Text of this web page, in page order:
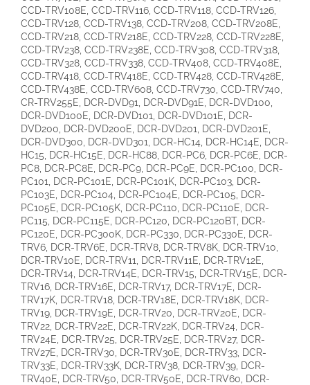
CCD-TRV108E, CCD-TRV116, CCD-TRV118, CCD-TRV126,
CCD-TRV128, CCD-TRV138, CCD-TRV208, CCD-TRV208E,
CCD-TRV218, CCD-TRV218E, CCD-TRV228, CCD-TRV228E,
CCD-TRV238, CCD-TRV238E, CCD-TRV308, CCD-TRV318,
CCD-TRV328, CCD-TRV338, CCD-TRV408, CCD-TRV408E,
CCD-TRV418, CCD-TRV418E, CCD-TRV428, CCD-TRV428E,
CCD-TRV438E, CCD-TRV608, CCD-TRV730, CCD-TRV740,
CR-TRV255E, DCR-DVD91, DCR-DVD91E, DCR-DVD100,
DCR-DVD100E, DCR-DVD101, DCR-DVD101E, DCR-
DVD200, DCR-DVD200E, DCR-DVD201, DCR-DVD201E,
DCR-DVD300, DCR-DVD301, DCR-HC14, DCR-HC14E, DCR-
HC15, DCR-HC15E, DCR-HC88, DCR-PC6, DCR-PC6E, DCR-
PC8, DCR-PC8E, DCR-PC9, DCR-PC9E, DCR-PC100, DCR-
PC101, DCR-PC101E, DCR-PC101K, DCR-PC103, DCR-
PC103E, DCR-PC104, DCR-PC104E, DCR-PC105, DCR-
PC105E, DCR-PC105K, DCR-PC110, DCR-PC110E, DCR-
PC115, DCR-PC115E, DCR-PC120, DCR-PC120BT, DCR-
PC120E, DCR-PC300K, DCR-PC330, DCR-PC330E, DCR-
TRV6, DCR-TRV6E, DCR-TRV8, DCR-TRV8K, DCR-TRV10,
DCR-TRV10E, DCR-TRV11, DCR-TRV11E, DCR-TRV12E,
DCR-TRV14, DCR-TRV14E, DCR-TRV15, DCR-TRV15E, DCR-
TRV16, DCR-TRV16E, DCR-TRV17, DCR-TRV17E, DCR-
TRV17K, DCR-TRV18, DCR-TRV18E, DCR-TRV18K, DCR-
TRV19, DCR-TRV19E, DCR-TRV20, DCR-TRV20E, DCR-
TRV22, DCR-TRV22E, DCR-TRV22K, DCR-TRV24, DCR-
TRV24E, DCR-TRV25, DCR-TRV25E, DCR-TRV27, DCR-
TRV27E, DCR-TRV30, DCR-TRV30E, DCR-TRV33, DCR-
TRV33E, DCR-TRV33K, DCR-TRV38, DCR-TRV39, DCR-
TRV40E, DCR-TRV50, DCR-TRV50E, DCR-TRV60, DCR-